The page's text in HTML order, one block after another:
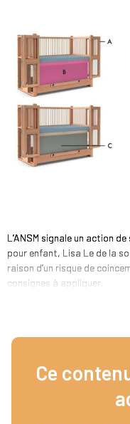
L’ANSM signale un action
pour enfant, Lisa Le de la
raison d’un risque de
consignes à appliquer.
Ce